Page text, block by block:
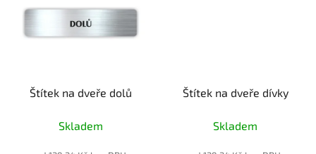
Štítek na dveře dolů
Skladem
Štítek na dveře dívky
Skladem